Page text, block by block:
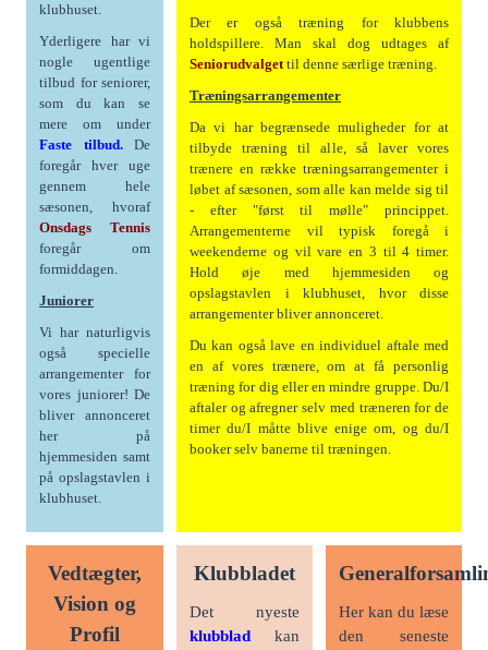
klubhuset.
Yderligere har vi
nogle ugentlige
tilbud for seniorer,
som du kan se
mere om under
Faste tilbud. De
foregår hver uge
gennem hele
sæsonen, hvoraf
Onsdags Tennis
foregår om
formiddagen.
Juniorer
Vi har naturligvis
også specielle
arrangementer for
vores juniorer! De
bliver annonceret
her på
hjemmesiden samt
på opslagstavlen i
klubhuset.
Der er også træning for klubbens
holdspillere. Man skal dog udtages af
Seniorudvalgettil denne særlige træning.
Træningsarrangementer
Da vi har begrænsede muligheder for at
tilbyde træning til alle, så laver vores
trænere en række træningsarrangementer i
løbet af sæsonen, som alle kan melde sig til
- efter "først til mølle" princippet.
Arrangementerne vil typisk foregå i
weekenderne og vil vare en 3 til 4 timer.
Hold øje med hjemmesiden og
opslagstavlen i klubhuset, hvor disse
arrangementer bliver annonceret.
Du kan også lave en individuel aftale med
en af vores trænere, om at få personlig
træning for dig eller en mindre gruppe. Du/I
aftaler og afregner selv med træneren for de
timer du/I måtte blive enige om, og du/I
booker selv banerne til træningen.
Vedtægter,
Vision og
Profil
Klubbladet
Det nyeste
klubblad kan
Her kan du læse
den seneste